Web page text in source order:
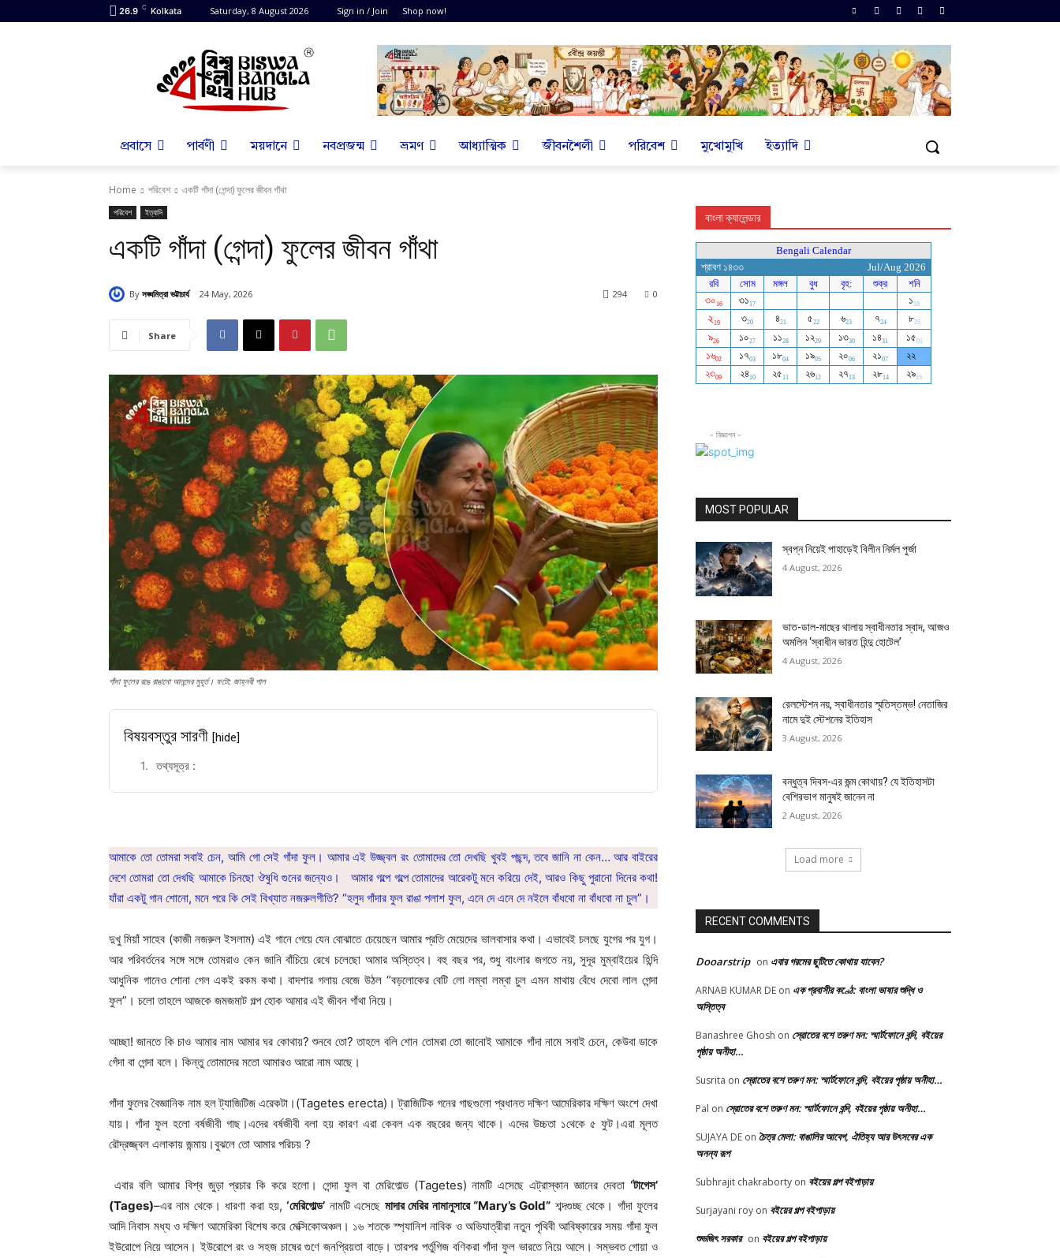
26.9 C Kolkata Saturday, 8 August 2026 Sign in / Join Shop now!
প্রবাসে পার্বণী ময়দানে নবপ্রজন্ম ভ্রমণ আধ্যাত্মিক জীবনশৈলী পরিবেশ মুখোমুখি ইত্যাদি
Home পরিবেশ একটি গাঁদা (গেন্দা) ফুলের জীবন গাঁথা
পরিবেশ ইত্যাদি
একটি গাঁদা (গেন্দা) ফুলের জীবন গাঁথা
By সঙ্ঘমিত্রা ভট্টাচার্য 24 May, 2026 0
294
Share
গাঁদা ফুলের রঙে রাঙানো আনন্দের মুহূর্ত। ফটো: জাহ্নবী পাল
বিষয়বস্তুর সারণী [hide]
তথ্যসূত্র :
আমাকে তো তোমরা সবাই চেন, আমি গো সেই গাঁদা ফুল। আমার এই উজ্জ্বল রং তোমাদের তো দেখছি খুবই পছন্দ, তবে জানি না কেন… আর বাইরের
দেশে তোমরা তো দেখছি আমাকে চিনছো ঔষুধি গুনের জন্যেও। আমার গল্পে গল্পে তোমাদের আরেকটু মনে করিয়ে দেই, আরও কিছু পুরানো দিনের কথা!
যাঁরা একটু গান শোনো, মনে পরে কি সেই বিখ্যাত নজরুলগীতি? “হলুদ গাঁদার ফুল রাঙা পলাশ ফুল, এনে দে এনে দে নইলে বাঁধবো না বাঁধবো না চুল”।
দুখু মিয়াঁ সাহেব (কাজী নজরুল ইসলাম) এই গানে গেয়ে যেন বোঝাতে চেয়েছেন আমার প্রতি মেয়েদের ভালবাসার কথা। এভাবেই চলছে যুগের পর যুগ।
আর পরিবর্তনের সঙ্গে সঙ্গে তোমরাও কেন জানি বাঁচিয়ে রেখে চলেছো আমার অস্তিত্ব। বহু বছর পর, শুধু বাংলার জগতে নয়, সুদূর মুম্বাইয়ের হিন্দি
আধুনিক গানেও শোনা গেল একই রকম কথা। বাদশার গলায় বেজে উঠল “বড়লোকের বেটি লো লম্বা লম্বা চুল এমন মাথায় বেঁধে দেবো লাল গেন্দা
ফুল”। চলো তাহলে আজকে জমজমাট গল্প হোক আমার এই জীবন গাঁথা নিয়ে।
আচ্ছা! জানতে কি চাও আমার নাম আমার ঘর কোথায়? শুনবে তো? তাহলে বলি শোন তোমরা তো জানোই আমাকে গাঁদা নামে সবাই চেনে, কেউবা ডাকে
গেঁদা বা গেন্দা বলে। কিন্তু তোমাদের মতো আমারও আরো নাম আছে।
গাঁদা ফুলের বৈজ্ঞানিক নাম হল ট্যাজিটিজ এরেকটা।(Tagetes erecta)। ট্রাজিটিক গনের গাছগুলো প্রধানত দক্ষিণ আমেরিকার দক্ষিণ অংশে দেখা
যায়। গাঁদা ফুল হলো বর্ষজীবী গাছ।এদের বর্ষজীবী বলা হয় কারণ এরা কেবল এক বছরের জন্য থাকে। এদের উচ্চতা ১থেকে ৫ ফুট।এরা মূলত
রৌদ্রজ্জ্বল এলাকায় জন্মায়।বুঝলে তো আমার পরিচয় ?
এবার বলি আমার বিশ্ব জুড়া প্রচার কি করে হলো। গেন্দা ফুল বা মেরিগোল্ড (Tagetes) নামটি এসেছে এট্রাস্কান জ্ঞানের দেবতা ‘টাগেস’
(Tages)–এর নাম থেকে। ধারণা করা হয়,‘মেরিগোল্ড’ নামটি এসেছে মাদার মেরির নামানুসারে “Mary’s Gold” শব্দগুচ্ছ থেকে। গাঁদা ফুলের
আদি নিবাস মধ্য ও দক্ষিণ আমেরিকা বিশেষ করে মেক্সিকোঅঞ্চল। ১৬ শতকে স্প্যানিশ নাবিক ও অভিযাত্রীরা নতুন পৃথিবী আবিষ্কারের সময় গাঁদা ফুল
ইউরোপে নিয়ে আসেন। ইউরোপে রং ও সহজ চাষের গুণে জনপ্রিয়তা বাড়ে। তারপর পর্তুগিজ বণিকরা গাঁদা ফুল ভারতে নিয়ে আসে। সম্ভবত গোয়া ও
বাংলা ক্যালেন্ডার
- বিজ্ঞাপন -
MOST POPULAR
স্বপ্ন নিয়েই পাহাড়েই বিলীন নির্মল পুর্জা
4 August, 2026
ভাত-ডাল-মাছের থালায় স্বাধীনতার স্বাদ, আজও
অমলিন ‘স্বাধীন ভারত হিন্দু হোটেল’
4 August, 2026
রেলস্টেশন নয়, স্বাধীনতার স্মৃতিস্তম্ভ! নেতাজির
নামে দুই স্টেশনের ইতিহাস
3 August, 2026
বন্ধুত্ব দিবস-এর জন্ম কোথায়? যে ইতিহাসটা
বেশিরভাগ মানুষই জানেন না
2 August, 2026
Load more
RECENT COMMENTS
Dooarstrip on এবার গরমের ছুটিতে কোথায় যাবেন?
ARNAB KUMAR DE on এক প্রবাসীর কণ্ঠে: বাংলা ভাষার শুদ্ধি ও
অস্তিত্ব
Banashree Ghosh on স্রোতের বশে তরুণ মন: স্মার্টফোনে বন্দি, বইয়ের
পৃষ্ঠায় অনীহা…
Susrita on স্রোতের বশে তরুণ মন: স্মার্টফোনে বন্দি, বইয়ের পৃষ্ঠায় অনীহা…
Pal on স্রোতের বশে তরুণ মন: স্মার্টফোনে বন্দি, বইয়ের পৃষ্ঠায় অনীহা…
SUJAYA DE on চৈত্র মেলা: বাঙালির আবেগ, ঐতিহ্য আর উৎসবের এক
অনন্য রূপ
Subhrajit chakraborty on বইয়ের গল্প বইপাড়ায়
Surjayani roy on বইয়ের গল্প বইপাড়ায়
শুভজিৎ সরকার on বইয়ের গল্প বইপাড়ায়